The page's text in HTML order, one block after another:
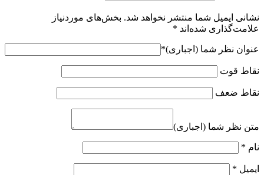
نشانی ایمیل شما منتشر نخواهد شد. بخش‌های موردنیاز
علامت‌گذاری شده‌اند *
عنوان نظر شما (اجباری)*
نقاط قوت
نقاط ضعف
متن نظر شما (اجباری)
نام *
ایمیل *